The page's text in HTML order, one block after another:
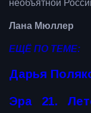
необъятной
Лана Мюллер
ЕЩЁ ПО ТЕМЕ:
Дарья
Эра 21.